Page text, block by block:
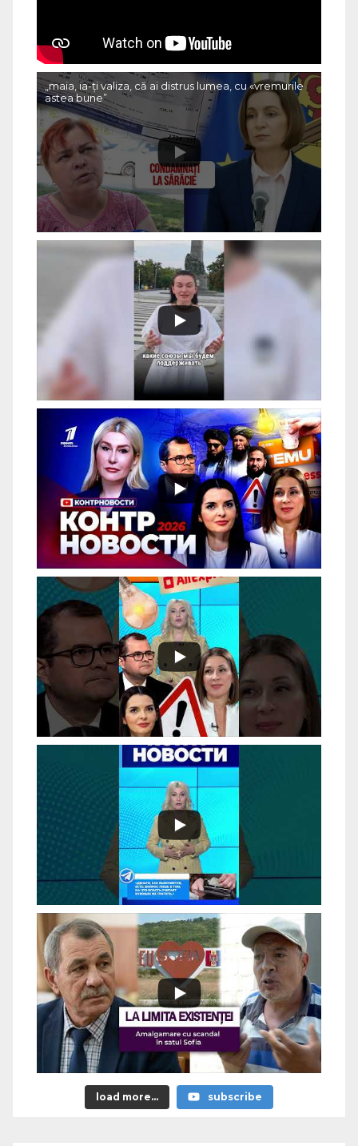
„maia, ia-ți valiza, că ai distrus lumea, cu «vremurile
astea bune”
load more... subscribe